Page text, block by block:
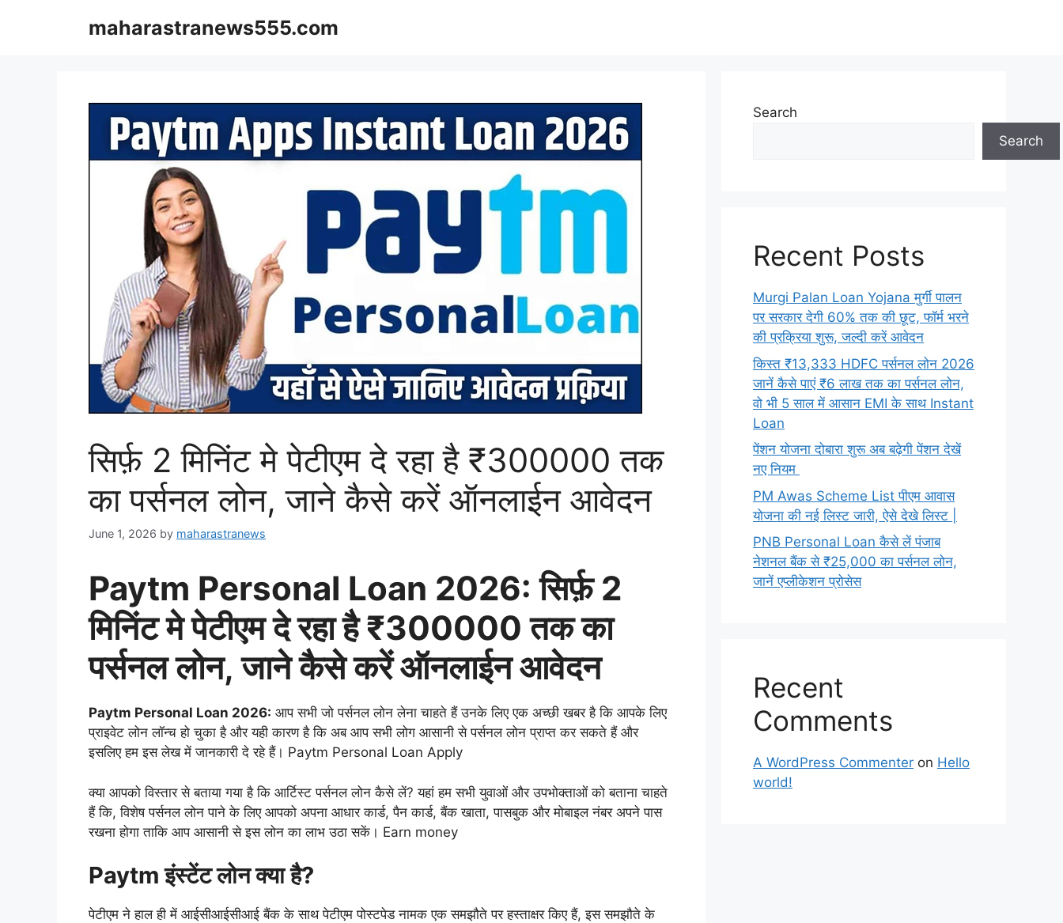
maharastranews555.com
सिर्फ़ 2 मिनिंट मे पेटीएम दे रहा है ₹300000 तक
का पर्सनल लोन, जाने कैसे करें ऑनलाईन आवेदन
June 1, 2026 by maharastranews
Paytm Personal Loan 2026: सिर्फ़ 2
मिनिंट मे पेटीएम दे रहा है ₹300000 तक का
पर्सनल लोन, जाने कैसे करें ऑनलाईन आवेदन
Paytm Personal Loan 2026: आप सभी जो पर्सनल लोन लेना चाहते हैं उनके लिए एक अच्छी खबर है कि आपके लिए
प्राइवेट लोन लॉन्च हो चुका है और यही कारण है कि अब आप सभी लोग आसानी से पर्सनल लोन प्राप्त कर सकते हैं और
इसलिए हम इस लेख में जानकारी दे रहे हैं। Paytm Personal Loan Apply
क्या आपको विस्तार से बताया गया है कि आर्टिस्ट पर्सनल लोन कैसे लें? यहां हम सभी युवाओं और उपभोक्ताओं को बताना चाहते
हैं कि, विशेष पर्सनल लोन पाने के लिए आपको अपना आधार कार्ड, पैन कार्ड, बैंक खाता, पासबुक और मोबाइल नंबर अपने पास
रखना होगा ताकि आप आसानी से इस लोन का लाभ उठा सकें। Earn money
Paytm इंस्टेंट लोन क्या है?
पेटीएम ने हाल ही में आईसीआईसीआई बैंक के साथ पेटीएम पोस्टपेड नामक एक समझौते पर हस्ताक्षर किए हैं, इस समझौते के
Search
Search
Recent Posts
Murgi Palan Loan Yojana मुर्गी पालन
पर सरकार देगी 60% तक की छूट, फॉर्म भरने
की प्रक्रिया शुरू, जल्दी करें आवेदन
किस्त ₹13,333 HDFC पर्सनल लोन 2026
जानें कैसे पाएं ₹6 लाख तक का पर्सनल लोन,
वो भी 5 साल में आसान EMI के साथ Instant
Loan
पेंशन योजना दोबारा शुरू अब बढ़ेगी पेंशन देखें
नए नियम
PM Awas Scheme List पीएम आवास
योजना की नई लिस्ट जारी, ऐसे देखे लिस्ट |
PNB Personal Loan कैसे लें पंजाब
नेशनल बैंक से ₹25,000 का पर्सनल लोन,
जानें एप्लीकेशन प्रोसेस
Recent
Comments
A WordPress Commenter on Hello
world!